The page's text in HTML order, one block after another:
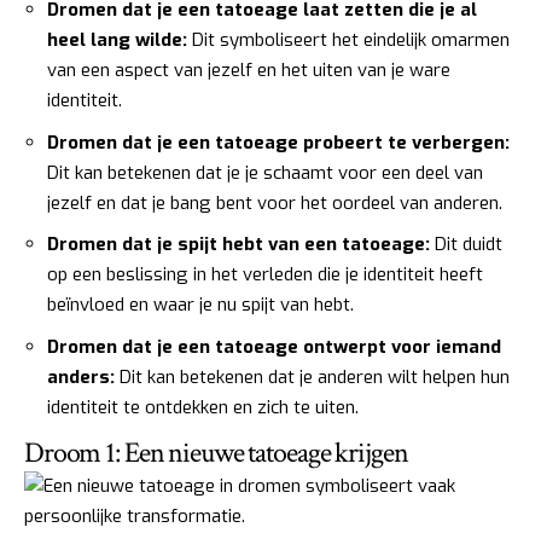
Dromen dat je een tatoeage laat zetten die je al
heel lang wilde: Dit symboliseert het eindelijk omarmen
van een aspect van jezelf en het uiten van je ware
identiteit.
Dromen dat je een tatoeage probeert te verbergen:
Dit kan betekenen dat je je schaamt voor een deel van
jezelf en dat je bang bent voor het oordeel van anderen.
Dromen dat je spijt hebt van een tatoeage: Dit duidt
op een beslissing in het verleden die je identiteit heeft
beïnvloed en waar je nu spijt van hebt.
Dromen dat je een tatoeage ontwerpt voor iemand
anders: Dit kan betekenen dat je anderen wilt helpen hun
identiteit te ontdekken en zich te uiten.
Droom 1: Een nieuwe tatoeage krijgen